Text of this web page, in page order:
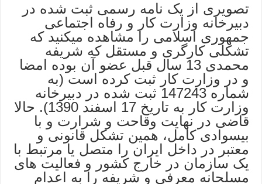
تصویری از یک نامه رسمی ثبت شده در
دبیرخانه وزارت کار و رفاه اجتماعی
جمهوری اسلامی را مشاهده میکنید که
تشکلی کارگری و مستقل که شریفه
محمدی 13 سال قبل عضو آن بوده امضا
و در وزارت کار ثبت کرده است (به
شماره 147243 ثبت شده در دبیرخانه
وزارت کار به تاریخ 17 اسفند 1390). حالا
قاضی در نهایت وقاحت و شرارت و با
بیسوادی کامل، همین تشکل قانونی و
معتبر در داخل ایران را متصل یا مرتبط با
یک سازمان در خارج کشور و فعالیت های
مسلحانه معرفی و شریفه را به اعدام